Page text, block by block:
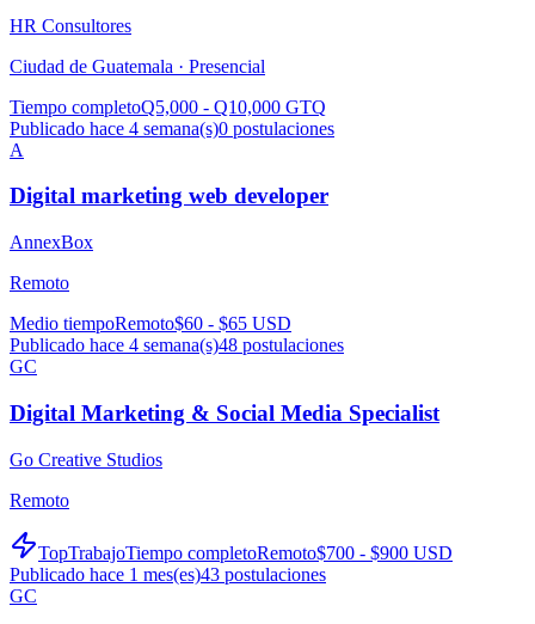
HR Consultores
Ciudad de Guatemala · Presencial
Tiempo completoQ5,000 - Q10,000 GTQ
Publicado hace 4 semana(s)0 postulaciones
A
Digital marketing web developer
AnnexBox
Remoto
Medio tiempoRemoto$60 - $65 USD
Publicado hace 4 semana(s)48 postulaciones
GC
Digital Marketing & Social Media Specialist
Go Creative Studios
Remoto
TopTrabajoTiempo completoRemoto$700 - $900 USD
Publicado hace 1 mes(es)43 postulaciones
GC